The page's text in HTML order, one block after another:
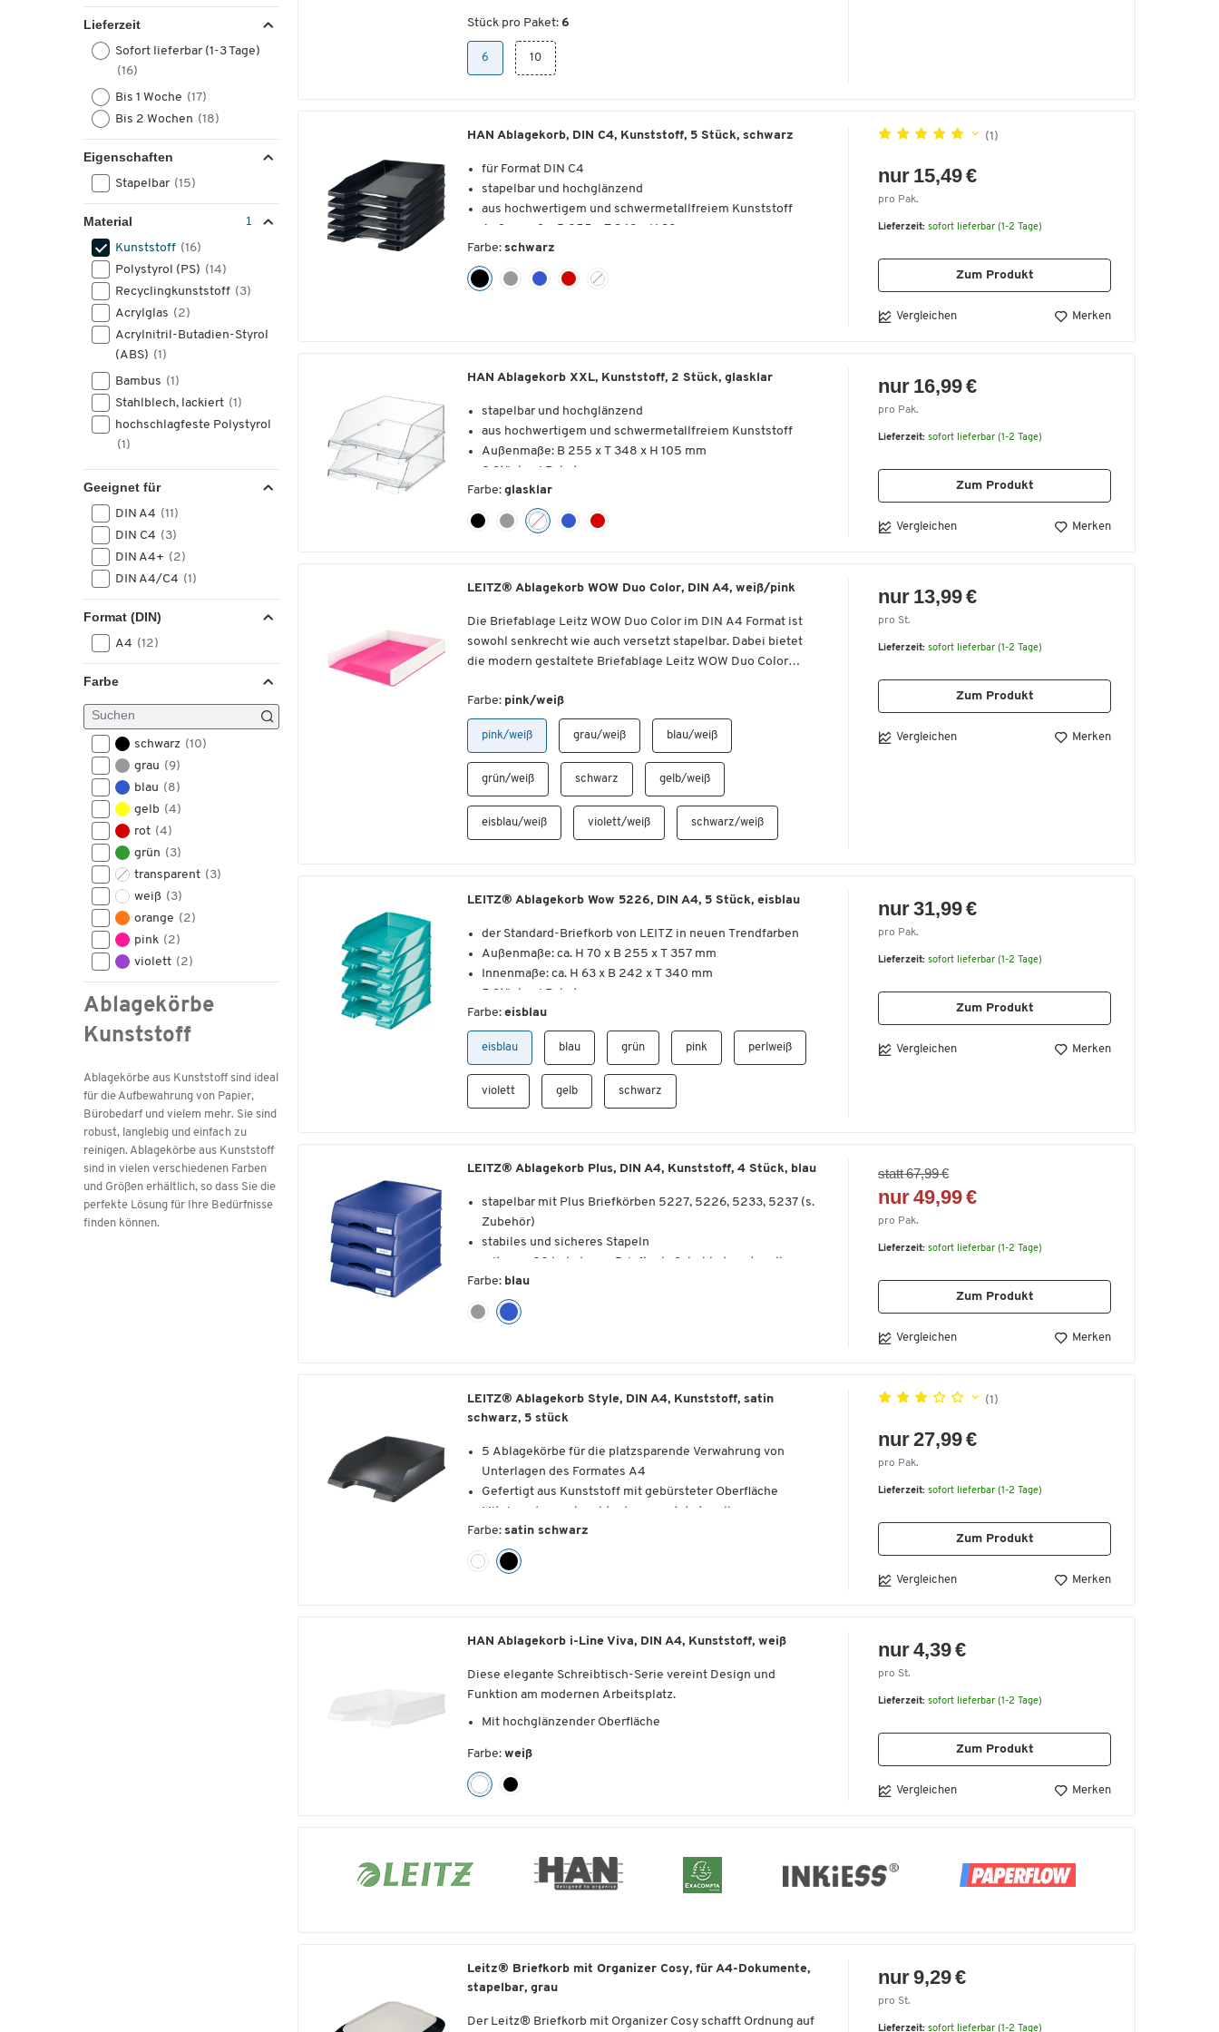
Lieferzeit
Sofort lieferbar (1-3 Tage)
(16)
Bis 1 Woche (17)
Bis 2 Wochen (18)
Eigenschaften
Stapelbar (15)
Material
Kunststoff (16)
Polystyrol (PS) (14)
Recyclingkunststoff (3)
Acrylglas (2)
Acrylnitril-Butadien-Styrol
(ABS) (1)
Bambus (1)
Stahlblech, lackiert (1)
hochschlagfeste Polystyrol
(1)
Geeignet für
DIN A4 (11)
DIN C4 (3)
DIN A4+ (2)
DIN A4/C4 (1)
Format (DIN)
A4 (12)
Farbe
schwarz (10)
grau (9)
blau (8)
gelb (4)
rot (4)
grün (3)
transparent (3)
weiß (3)
orange (2)
pink (2)
violett (2)
Ablagekörbe
Kunststoff
Ablagekörbe aus Kunststoff sind ideal
für die Aufbewahrung von Papier,
Bürobedarf und vielem mehr. Sie sind
robust, langlebig und einfach zu
reinigen. Ablagekörbe aus Kunststoff
sind in vielen verschiedenen Farben
und Größen erhältlich, so dass Sie die
perfekte Lösung für Ihre Bedürfnisse
finden können.
Weitere Details:
Stück pro Paket: 6
6 10
HAN Ablagekorb, DIN C4, Kunststoff, 5 Stück, schwarz
für Format DIN C4
stapelbar und hochglänzend
aus hochwertigem und schwermetallfreiem Kunststoff
Außenmaße: B 255 x T 348 x H 38 mm
5 oder 10 Stück = 1 Paket
Farbe: schwarz
(1)
nur 15,49 €
pro Pak.
Lieferzeit: sofort lieferbar (1-2 Tage)
Zum Produkt
Vergleichen Merken
HAN Ablagekorb XXL, Kunststoff, 2 Stück, glasklar
stapelbar und hochglänzend
aus hochwertigem und schwermetallfreiem Kunststoff
Außenmaße: B 255 x T 348 x H 105 mm
2 Stück = 1 Paket
Farbe: glasklar
nur 16,99 €
pro Pak.
Lieferzeit: sofort lieferbar (1-2 Tage)
Zum Produkt
Vergleichen Merken
LEITZ® Ablagekorb WOW Duo Color, DIN A4, weiß/pink
Die Briefablage Leitz WOW Duo Color im DIN A4 Format ist
sowohl senkrecht wie auch versetzt stapelbar. Dabei bietet
die modern gestaltete Briefablage Leitz WOW Duo Color
Die Briefablage Leitz WOW Duo Color im DIN A4 Format hat
eine metallisch glänzende Oberfläche und macht in den
strahlenden Farben, die Ihnen zur Auswahl stehen, auf jedem
Schreibtisch eine gute Figur. Aus Kunststoff gefertigt, ist die
Briefablage Leitz WOW Duo Color sowohl senkrecht wie auch
versetzt stapelbar. Besonderen Komfort bietet die breite
Griffzone, sodass Sie die Unterlagen bequem entnehmen
können.
Breite Griffzone für besonders komfortable Entnahme
Format DIN A4
Senkrecht oder versetzt stapelbar
Made in Germany
Material: Kunststoff
Farbe: weiß, pink, blau, grün
Innenmaße: B 243 x H 35 x T 320 mm
Farbe: pink/weiß
pink/weiß grau/weiß blau/weiß
grün/weiß schwarz gelb/weiß
eisblau/weiß violett/weiß schwarz/weiß
nur 13,99 €
pro St.
Lieferzeit: sofort lieferbar (1-2 Tage)
Zum Produkt
Vergleichen Merken
LEITZ® Ablagekorb Wow 5226, DIN A4, 5 Stück, eisblau
der Standard-Briefkorb von LEITZ in neuen Trendfarben
Außenmaße: ca. H 70 x B 255 x T 357 mm
Innenmaße: ca. H 63 x B 242 x T 340 mm
5 Stück = 1 Paket
Farbe: eisblau
eisblau blau grün pink perlweiß
violett gelb schwarz
nur 31,99 €
pro Pak.
Lieferzeit: sofort lieferbar (1-2 Tage)
Zum Produkt
Vergleichen Merken
LEITZ® Ablagekorb Plus, DIN A4, Kunststoff, 4 Stück, blau
stapelbar mit Plus Briefkörben 5227, 5226, 5233, 5237 (s.
Zubehör)
stabiles und sicheres Stapeln
mit max. 20 beladenen Briefkorb-Schubladen stapelbar
geschlossenes Gehäuse für vertrauliche Unterlagen
leicht laufende und komplett herausnehmbare Schublade
Grifﬂoch im Schubladenboden
Maße Außen: ca. B 255 x H 70 x T 376 mm
Maße Innen: ca. B 234 x H 53 x T 325 mm
Farbe: blau
statt 67,99 €
nur 49,99 €
pro Pak.
Lieferzeit: sofort lieferbar (1-2 Tage)
Zum Produkt
Vergleichen Merken
LEITZ® Ablagekorb Style, DIN A4, Kunststoff, satin
schwarz, 5 stück
5 Ablagekörbe für die platzsparende Verwahrung von
Unterlagen des Formates A4
Gefertigt aus Kunststoff mit gebürsteter Oberfläche
Miteinander senkrecht oder versetzt stapelbar
Extra großer Greifausschnitt für guten Zugriff auf die
Unterlagen
Vorne abgeschrägt, damit Dokumente nicht
Außenmaße: jeweils B 255 x T 357 x H 70 mm
Farbe: satin schwarz
(1)
nur 27,99 €
pro Pak.
Lieferzeit: sofort lieferbar (1-2 Tage)
Zum Produkt
Vergleichen Merken
HAN Ablagekorb i-Line Viva, DIN A4, Kunststoff, weiß
Diese elegante Schreibtisch-Serie vereint Design und
Funktion am modernen Arbeitsplatz.
Mit hochglänzender Oberfläche
Maße: B 252 x T 340 x H 65 mm
Farbe: weiß
nur 4,39 €
pro St.
Lieferzeit: sofort lieferbar (1-2 Tage)
Zum Produkt
Vergleichen Merken
Leitz® Briefkorb mit Organizer Cosy, für A4-Dokumente,
stapelbar, grau
Der Leitz® Briefkorb mit Organizer Cosy schafft Ordnung auf
nur 9,29 €
pro St.
Lieferzeit: sofort lieferbar (1-2 Tage)